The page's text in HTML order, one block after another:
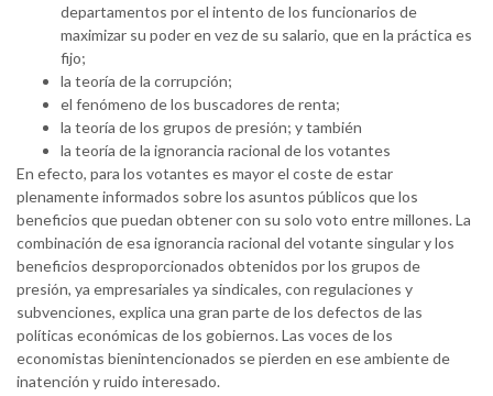
departamentos por el intento de los funcionarios de
maximizar su poder en vez de su salario, que en la práctica es
fijo;
la teoría de la corrupción;
el fenómeno de los buscadores de renta;
la teoría de los grupos de presión; y también
la teoría de la ignorancia racional de los votantes
En efecto, para los votantes es mayor el coste de estar
plenamente informados sobre los asuntos públicos que los
beneficios que puedan obtener con su solo voto entre millones. La
combinación de esa ignorancia racional del votante singular y los
beneficios desproporcionados obtenidos por los grupos de
presión, ya empresariales ya sindicales, con regulaciones y
subvenciones, explica una gran parte de los defectos de las
políticas económicas de los gobiernos. Las voces de los
economistas bienintencionados se pierden en ese ambiente de
inatención y ruido interesado.